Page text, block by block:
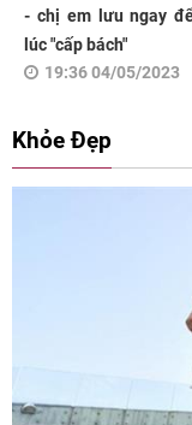
- chị em lưu ngay
lúc "cấp bách"
19:36 04/05/2023
Khỏe Đẹp